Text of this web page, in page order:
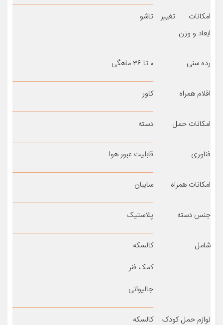
امکانات تغییر
ابعاد و وزن
تاشو
رده سنی ۰ تا ۳۶ ماهگی
اقلام همراه کاور
امکانات حمل دسته
فناوری قابلیت عبور هوا
امکانات همراه سایبان
جنس دسته پلاستیک
شامل
کالسکه
کمک فنر
جالیوانی
لوازم حمل کودک کالسکه